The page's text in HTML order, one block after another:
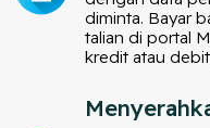
diminta. Bayar
talian di portal
kredit atau